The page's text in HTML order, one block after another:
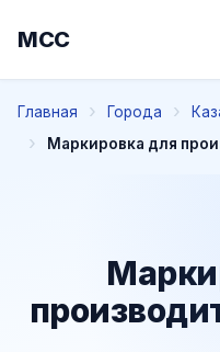
МСС
Главная Города
Маркировка для